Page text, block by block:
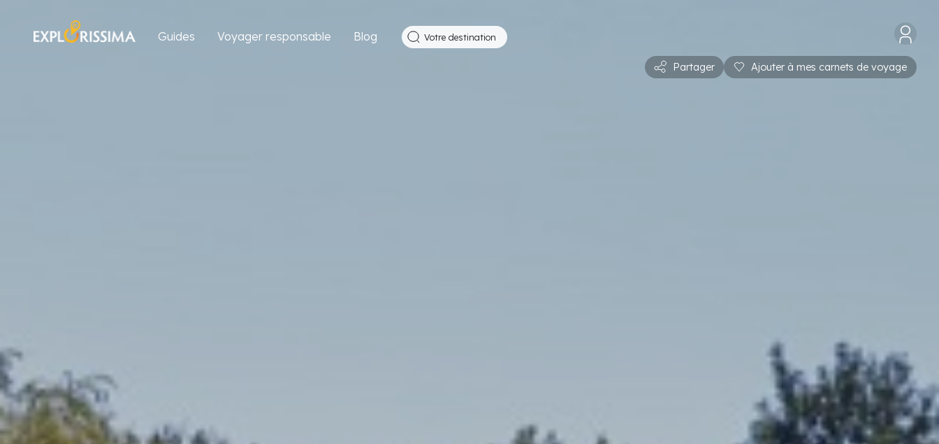
Partager Ajouter à mes carnets de voyage
Guides Voyager responsable Blog Votre destination